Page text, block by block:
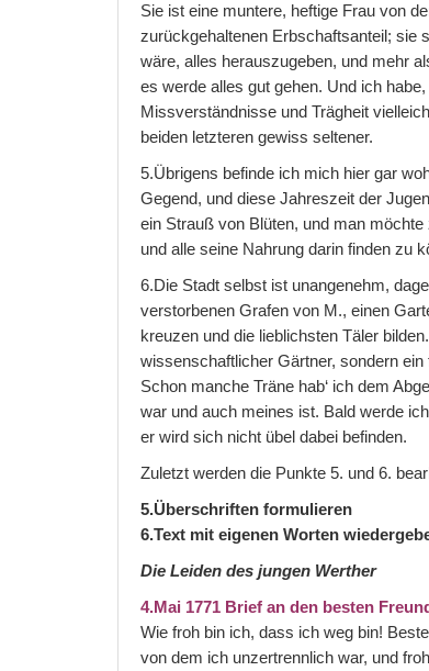
Sie ist eine muntere, heftige Frau von
zurückgehaltenen Erbschaftsanteil; sie
wäre, alles herauszugeben, und mehr
es werde alles gut gehen. Und ich
Missverständnisse und Trägheit
beiden letzteren gewiss seltener.
5.Übrigens befinde ich mich hier gar
Gegend, und diese Jahreszeit der
ein Strauß von Blüten, und man
und alle seine Nahrung darin finden zu
6.Die Stadt selbst ist unangenehm,
verstorbenen Grafen von M., einen
kreuzen und die lieblichsten Täler
wissenschaftlicher Gärtner, sondern
Schon manche Träne hab‘ ich dem
war und auch meines ist. Bald werde
er wird sich nicht übel dabei befinden.
Zuletzt werden die Punkte 5. und 6.
5.Überschriften formulieren
6.Text mit eigenen Worten
Die Leiden des jungen Werther
4.Mai 1771 Brief an den besten
Wie froh bin ich, dass ich weg bin!
von dem ich unzertrennlich war, und